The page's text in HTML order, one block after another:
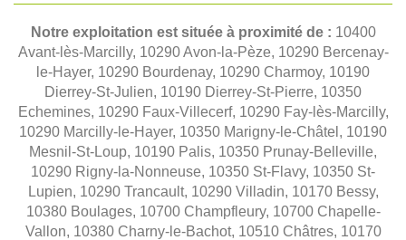
Notre exploitation est située à proximité de : 10400
Avant-lès-Marcilly, 10290 Avon-la-Pèze, 10290 Bercenay-
le-Hayer, 10290 Bourdenay, 10290 Charmoy, 10190
Dierrey-St-Julien, 10190 Dierrey-St-Pierre, 10350
Echemines, 10290 Faux-Villecerf, 10290 Fay-lès-Marcilly,
10290 Marcilly-le-Hayer, 10350 Marigny-le-Châtel, 10190
Mesnil-St-Loup, 10190 Palis, 10350 Prunay-Belleville,
10290 Rigny-la-Nonneuse, 10350 St-Flavy, 10350 St-
Lupien, 10290 Trancault, 10290 Villadin, 10170 Bessy,
10380 Boulages, 10700 Champfleury, 10700 Chapelle-
Vallon, 10380 Charny-le-Bachot, 10510 Châtres, 10170